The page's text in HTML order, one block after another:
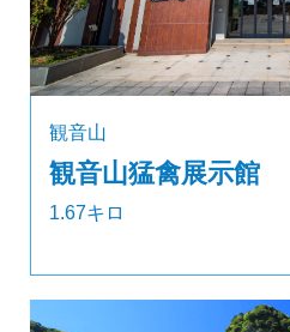
観音山
観音山猛禽展示館
1.67キロ